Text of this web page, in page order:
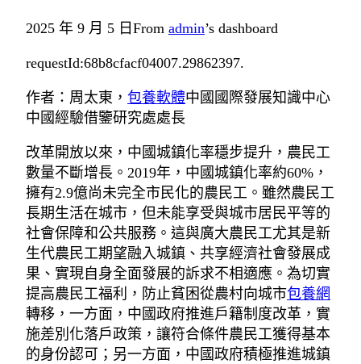
2025 年 9 月 5 日 From admin’s dashboard
requestId:68b8cfacf04007.29862397.
作者：周太東， 包養軟體中國國際發展知識中心
中國經驗借鑒研究處處長
改革開放以來，中國城鎮化率穩步提升，農民工
數量不斷增長。2019年，中國城鎮化率約60%，
擁有2.9億尚未完全市民化的農民工。雖然農民工
長期生活在城市，但未能享受與城市居民平等的
社會保障和公共服務。這與廣大農民工尤其是新
生代農民工期望融入城鎮、共享經濟社會發展成
果、實現自身全面發展的訴求不相適應。為切實
提高農民工福利，防止貧困從農村向城市包養網
轉移，一方面，中國政府推進戶籍制度改革，實
施差別化落戶政策，讓符合條件農民工獲得基本
的身份認可；另一方面，中國政府積極推進城鎮